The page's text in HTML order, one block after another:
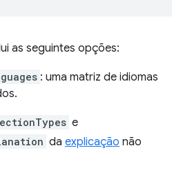
as seguintes opções:
: uma matriz de idiomas
e
da explicação não